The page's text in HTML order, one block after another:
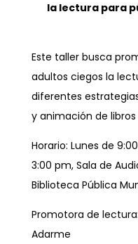
la lectura para
Este taller busca
adultos ciegos la
diferentes
y animación de
Horario: Lunes de
3:00 pm, Sala de
Biblioteca Pública
Promotora de
Adarme